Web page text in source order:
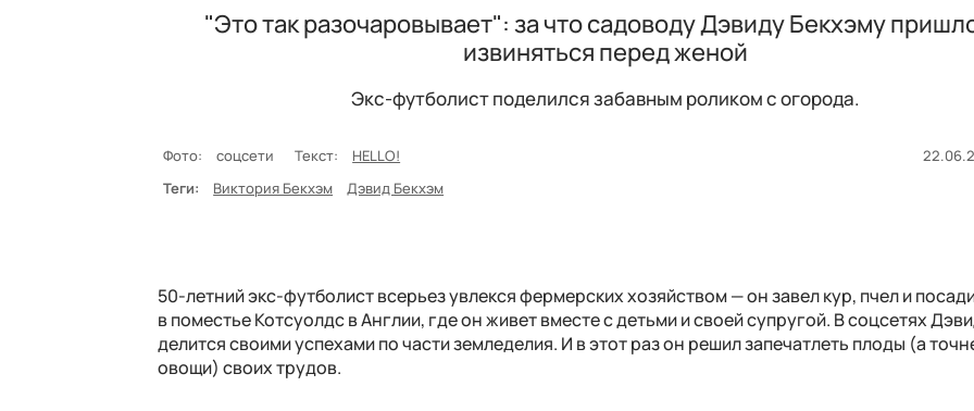
"Это так разочаровывает": за что садоводу Дэвиду Бекхэму
извиняться перед женой
Экс-футболист поделился забавным роликом с огорода.
Фото: соцсети Текст: HELLO!
Теги:
Виктория Бекхэм Дэвид Бекхэм
50-летний экс-футболист всерьез увлекся фермерских хозяйством — он завел кур, пчел и
в поместье Котсуолдс в Англии, где он живет вместе с детьми и своей супругой. В соцсетях
делится своими успехами по части земледелия. И в этот раз он решил запечатлеть плоды (а
овощи) своих трудов.